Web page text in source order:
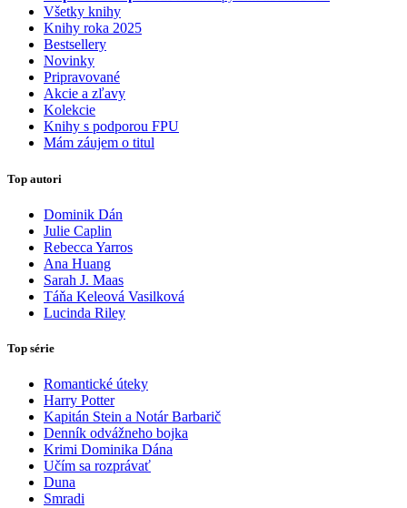
Všetky knihy
Knihy roka 2025
Bestsellery
Novinky
Pripravované
Akcie a zľavy
Kolekcie
Knihy s podporou FPU
Mám záujem o titul
Top autori
Dominik Dán
Julie Caplin
Rebecca Yarros
Ana Huang
Sarah J. Maas
Táňa Keleová Vasilková
Lucinda Riley
Top série
Romantické úteky
Harry Potter
Kapitán Stein a Notár Barbarič
Denník odvážneho bojka
Krimi Dominika Dána
Učím sa rozprávať
Duna
Smradi